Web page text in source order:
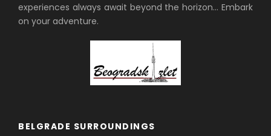
experiences always await beyond the horizon… Embark
on your adventure.
BELGRADE SURROUNDINGS